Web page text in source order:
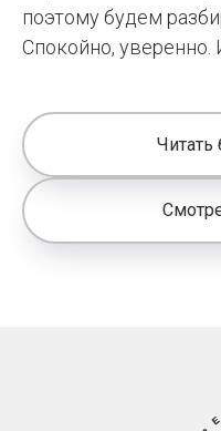
поэтому будем
Спокойно, уверенно.
Читать